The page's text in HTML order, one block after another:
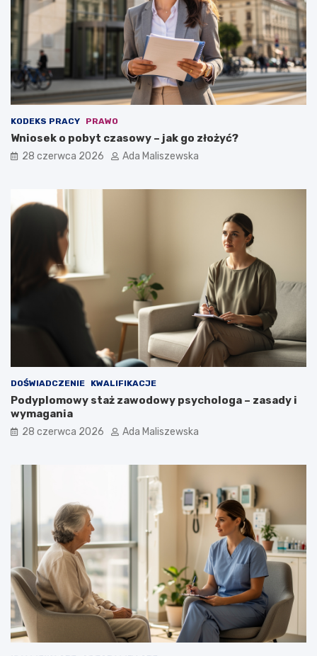
KODEKS PRACY PRAWO
Wniosek o pobyt czasowy – jak go złożyć?
28 czerwca 2026 Ada Maliszewska
DOŚWIADCZENIE KWALIFIKACJE
Podyplomowy staż zawodowy psychologa – zasady i
wymagania
28 czerwca 2026 Ada Maliszewska